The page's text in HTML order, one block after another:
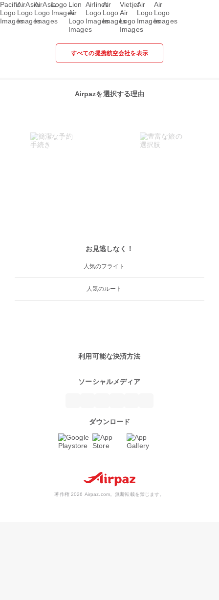
すべての提携航空会社を表示
Airpazを選択する理由
お見逃しなく！
人気のフライト
人気のルート
利用可能な決済方法
ソーシャルメディア
ダウンロード
著作権 2026 Airpaz.com。無断転載を禁じます。